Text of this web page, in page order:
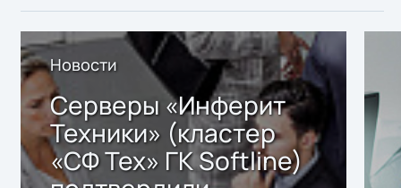
Новости
Серверы «Инферит
Техники» (кластер
«СФ Тех» ГК Softline)